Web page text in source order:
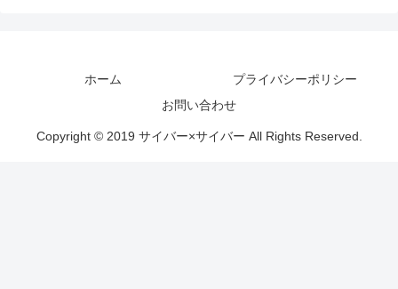
ホーム
プライバシーポリシー
お問い合わせ
Copyright © 2019 サイバー×サイバー All Rights Reserved.